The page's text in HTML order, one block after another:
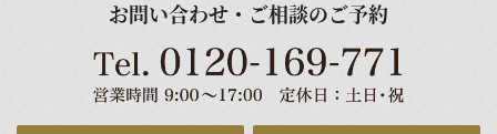
お問い合わせ・ご相談のご予約